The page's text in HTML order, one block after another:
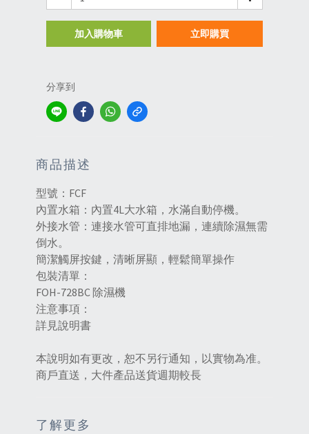
加入購物車 立即購買
分享到
商品描述
型號：FCF
內置水箱：內置4L大水箱，水滿自動停機。
外接水管：連接水管可直排地漏，連續除濕無需
倒水。
簡潔觸屏按鍵，清晰屏顯，輕鬆簡單操作
包裝清單：
FOH-728BC 除濕機
注意事項：
詳見說明書
本說明如有更改，恕不另行通知，以實物為准。
商戶直送，大件產品送貨週期較長
了解更多